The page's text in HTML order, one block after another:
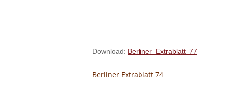
Download: Berliner_Extrablatt_77
Berliner Extrablatt 74